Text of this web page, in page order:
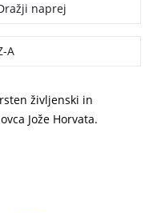
naprej
A
življenski in
Jože Horvata.